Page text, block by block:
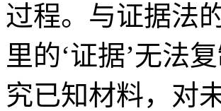
过程。与证据法
里的‘证据’无法
究已知材料，对